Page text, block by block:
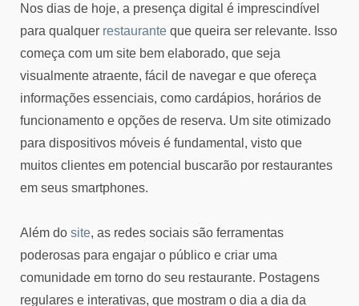
Nos dias de hoje, a presença digital é imprescindível
para qualquer restaurante que queira ser relevante. Isso
começa com um site bem elaborado, que seja
visualmente atraente, fácil de navegar e que ofereça
informações essenciais, como cardápios, horários de
funcionamento e opções de reserva. Um site otimizado
para dispositivos móveis é fundamental, visto que
muitos clientes em potencial buscarão por restaurantes
em seus smartphones.
Além do site, as redes sociais são ferramentas
poderosas para engajar o público e criar uma
comunidade em torno do seu restaurante. Postagens
regulares e interativas, que mostram o dia a dia da